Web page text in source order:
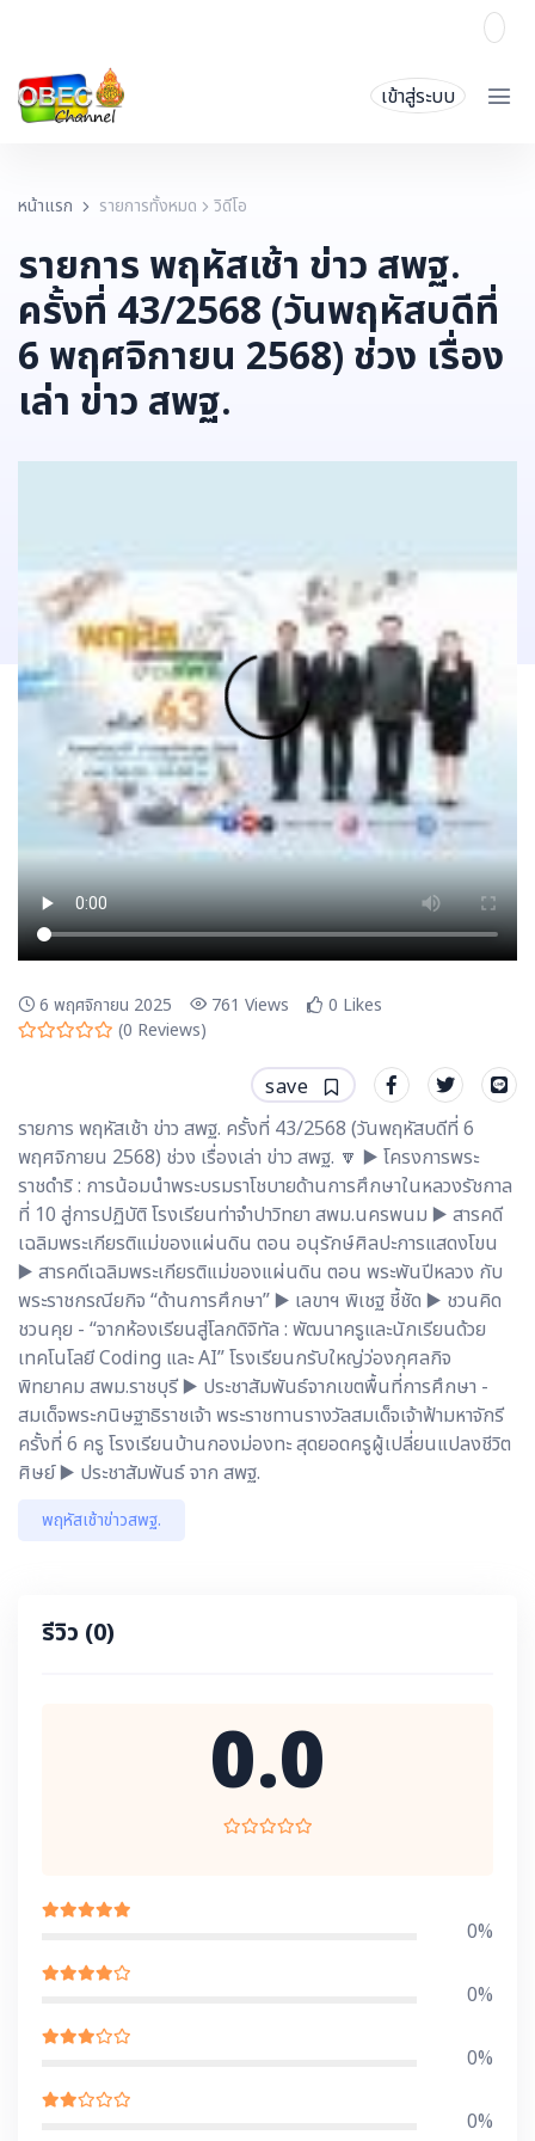
เข้าสู่ระบบ
หน้าแรก รายการทั้งหมด วิดีโอ
รายการ พฤหัสเช้า ข่าว สพฐ.
ครั้งที่ 43/2568 (วันพฤหัสบดีที่
6 พฤศจิกายน 2568) ช่วง เรื่อง
เล่า ข่าว สพฐ.
6 พฤศจิกายน 2025 761 Views 0 Likes
(0 Reviews)
save
รายการ พฤหัสเช้า ข่าว สพฐ. ครั้งที่ 43/2568 (วันพฤหัสบดีที่ 6
พฤศจิกายน 2568) ช่วง เรื่องเล่า ข่าว สพฐ. 🔽 ▶️ โครงการพระ
ราชดำริ : การน้อมนำพระบรมราโชบายด้านการศึกษาในหลวงรัชกาล
ที่ 10 สู่การปฏิบัติ โรงเรียนท่าจำปาวิทยา สพม.นครพนม ▶️ สารคดี
เฉลิมพระเกียรติแม่ของแผ่นดิน ตอน อนุรักษ์ศิลปะการแสดงโขน
▶️ สารคดีเฉลิมพระเกียรติแม่ของแผ่นดิน ตอน พระพันปีหลวง กับ
พระราชกรณียกิจ “ด้านการศึกษา” ▶️ เลขาฯ พิเชฐ ชี้ชัด ▶️ ชวนคิด
ชวนคุย - “จากห้องเรียนสู่โลกดิจิทัล : พัฒนาครูและนักเรียนด้วย
เทคโนโลยี Coding และ AI” โรงเรียนกรับใหญ่ว่องกุศลกิจ
พิทยาคม สพม.ราชบุรี ▶️ ประชาสัมพันธ์จากเขตพื้นที่การศึกษา -
สมเด็จพระกนิษฐาธิราชเจ้า พระราชทานรางวัลสมเด็จเจ้าฟ้ามหาจักรี
ครั้งที่ 6 ครู โรงเรียนบ้านกองม่องทะ สุดยอดครูผู้เปลี่ยนแปลงชีวิต
ศิษย์ ▶️ ประชาสัมพันธ์ จาก สพฐ.
พฤหัสเช้าข่าวสพฐ.
รีวิว (0)
0.0
0%
0%
0%
0%